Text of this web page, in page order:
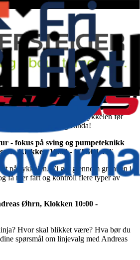
for å mestre hopp og dropp på
både innenfor teknikk, stilling på
skulle lure på.
med Herja Enduro (for damer)
sykkelen, bremser, gir, skifte
tar oss også gjennom hva vi trenger og
samt sjekkpunkt til sykkelen før
Lise, Marna og Linda!
- fokus på sving og pumpeteknikk
Klokken 10:00 - UTSOLGT
på sykkelen. Vi går gjennom grunnen i
få mer fart og kontroll flere typer av
Øhrn, Klokken 10:00 -
Hvor skal blikket være? Hva bør du
spørsmål om linjevalg med Andreas